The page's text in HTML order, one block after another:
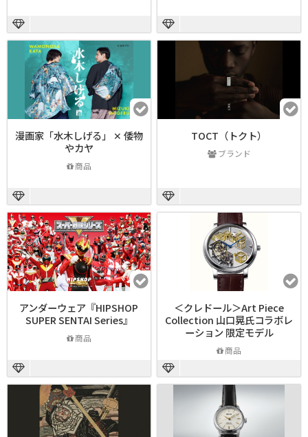
漫画家「水木しげる」 ✕ 倭物
やカヤ
商品
TOCT（トクト）
ブランド
アンダーウェア『HIPSHOP
SUPER SENTAI Series』
商品
＜クレドール＞Art Piece
Collection 山口晃氏コラボレ
ーション 限定モデル
商品